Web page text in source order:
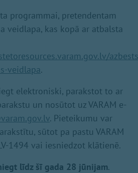
programmai, pretendentam
veidlapa, kas kopā ar atbalsta
veidlapa.
elektroniski, parakstot to ar
un nosūtot uz VARAM e-
. Pieteikumu var
sūtot pa pastu VARAM
1494 vai iesniedzot klātienē.
līdz šī gada 28 jūnijam.